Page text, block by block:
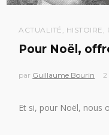
ACTUALITÉ , HISTOIRE ,
Pour Noël,
par Guillaume Bourin
Et si, pour Noël, nous